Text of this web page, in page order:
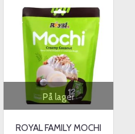
På lager
ROYAL FAMILY MOCHI